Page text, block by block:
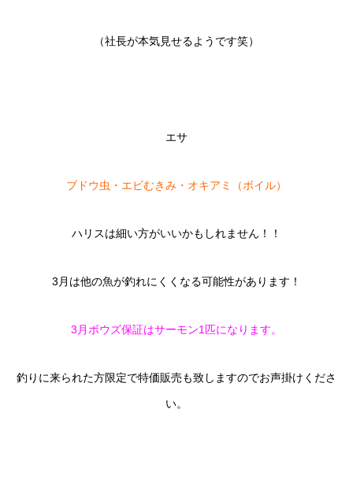
（社長が本気見せるようです笑）
エサ
ブドウ虫・エビむきみ・オキアミ（ボイル）
ハリスは細い方がいいかもしれません！！
3月は他の魚が釣れにくくなる可能性があります！
3月ボウズ保証はサーモン1匹になります。
釣りに来られた方限定で特価販売も致しますのでお声掛けくださ
い。